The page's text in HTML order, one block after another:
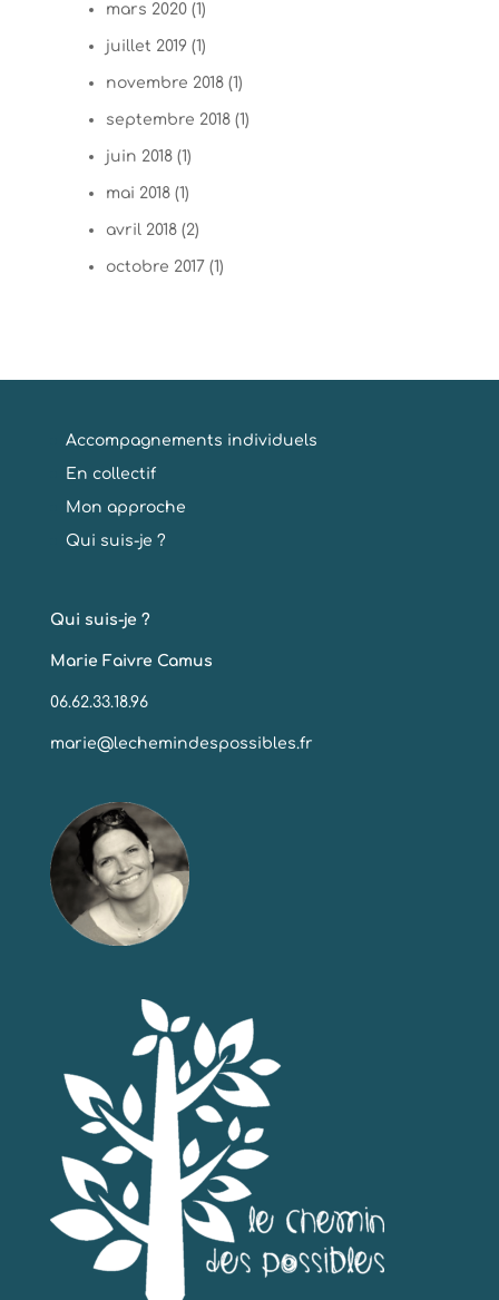
mars 2020(1)
juillet 2019(1)
novembre 2018(1)
septembre 2018(1)
juin 2018(1)
mai 2018(1)
avril 2018(2)
octobre 2017 (1)
Accompagnements individuels
En collectif
Mon approche
Qui suis-je ?
Qui suis-je ?
Marie Faivre Camus
06.62.33.18.96
marie@lechemindespossibles.fr